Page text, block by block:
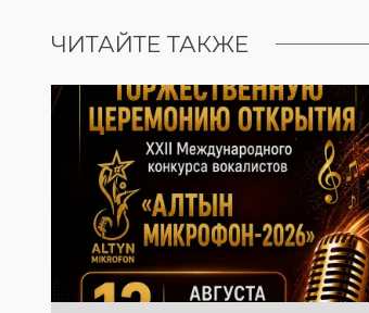
ЧИТАЙТЕ ТАКЖЕ